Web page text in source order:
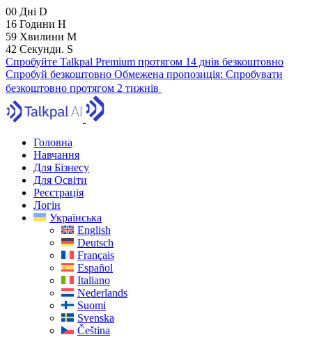
00 Дні D
16 Години H
59 Хвилини M
41 Секунди. S
Спробуйте Talkpal Premium протягом 14 днів безкоштовно
Спробуй безкоштовно Обмежена пропозиція: Спробувати
безкоштовно протягом 2 тижнів
Головна
Навчання
Для Бізнесу
Для Освіти
Реєстрація
Логін
Українська
English
Deutsch
Français
Español
Italiano
Nederlands
Suomi
Svenska
Čeština